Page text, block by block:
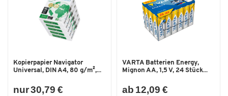
Kopierpapier Navigator
Universal, DIN A4, 80 g/m²,...
nur 30,79 €
VARTA Batterien Energy,
Mignon AA, 1,5 V, 24 Stück...
ab 12,09 €